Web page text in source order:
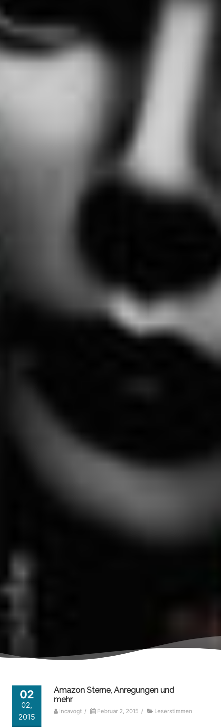
02
02,
2015
Amazon Sterne, Anregungen und
mehr
Incavogt / Februar 2, 2015 / Leserstimmen